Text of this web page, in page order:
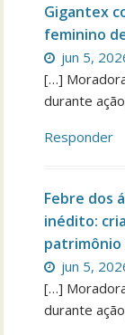
Gigantex
feminino
jun 5,
[…]
durante
Responder
Febre dos
inédito:
jun 5,
[…]
durante